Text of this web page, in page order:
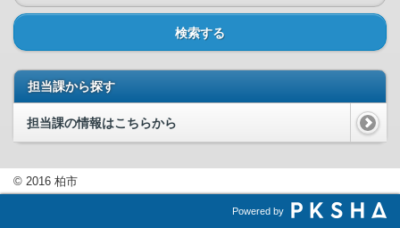
検索する
担当課から探す
担当課の情報はこちらから
© 2016 柏市
Powered by